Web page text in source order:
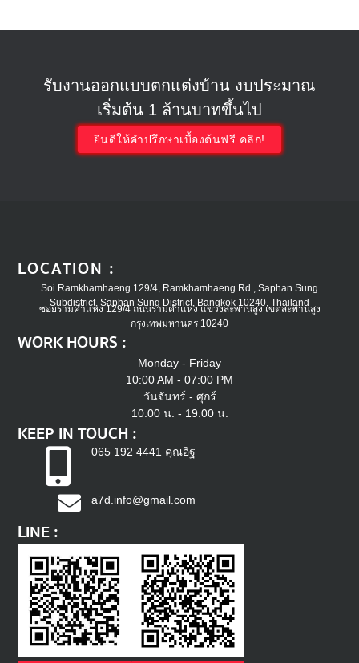
รับงานออกแบบตกแต่งบ้าน งบประมาณ
เริ่มต้น 1 ล้านบาทขึ้นไป
ยินดีให้คำปรึกษาเบื้องต้นฟรี คลิก!
LOCATION :
Soi Ramkhamhaeng 129/4, Ramkhamhaeng Rd., Saphan Sung
Subdistrict, Saphan Sung District, Bangkok 10240, Thailand
ซอยรามคำแหง 129/4 ถนนรามคำแหง แขวงสะพานสูง เขตสะพานสูง
กรุงเทพมหานคร 10240
WORK HOURS :
Monday - Friday
10:00 AM - 07:00 PM
วันจันทร์ - ศุกร์
10:00 น. - 19.00 น.
KEEP IN TOUCH :
065 192 4441 คุณอิฐ
a7d.info@gmail.com
LINE :